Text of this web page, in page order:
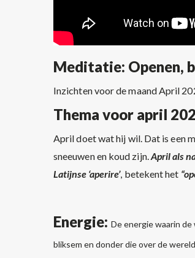
Meditatie: Openen,
Inzichten voor de maand April
Thema voor april
April doet wat hij wil. Dat is een
sneeuwen en koud zijn.April als
Latijnse ‘aperire’, betekent het
Energie: De energie waarin
bliksem en donder die over de